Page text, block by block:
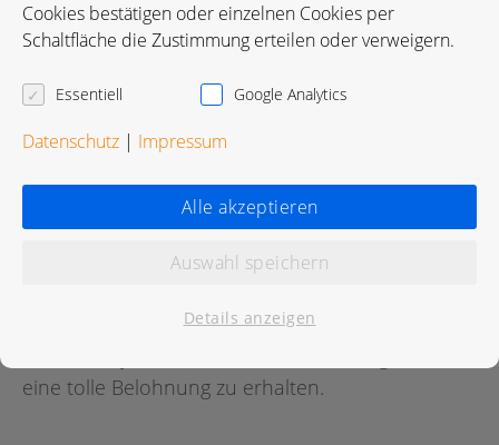
Karte in Google Maps öffnen
Bewertungen
Für diese Praxis wurde noch keine Bewertung
eine tolle Belohnung zu erhalten.
Cookies bestätigen oder einzelnen Cookies per
Schaltfläche die Zustimmung erteilen oder verweigern.
Essentiell Google Analytics
Datenschutz | Impressum
Alle akzeptieren
Auswahl speichern
Details anzeigen